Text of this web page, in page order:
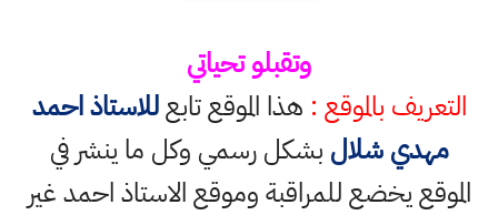
وتقبلو تحياتي
التعريف بالموقع : هذا الموقع تابعللاستاذ احمد
مهدي شلال بشكل رسمي وكل ما ينشر في
الموقع يخضع للمراقبة وموقع الاستاذ احمد غير